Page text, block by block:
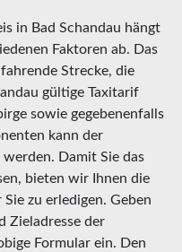
in Bad Schandau hängt
Faktoren ab. Das
Strecke, die
gültige Taxitarif
sowie gegebenenfalls
kann der
Damit Sie das
bieten wir Ihnen die
zu erledigen. Geben
Zieladresse der
Formular ein. Den